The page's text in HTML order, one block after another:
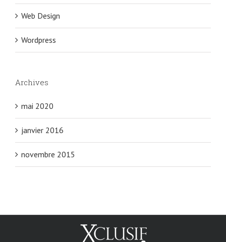
Web Design
Wordpress
Archives
mai 2020
janvier 2016
novembre 2015